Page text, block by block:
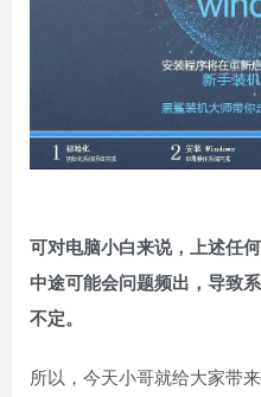
可对电脑小白来说，上述任
中途可能会问题频出，导致
不定。
所以，今天小哥就给大家带